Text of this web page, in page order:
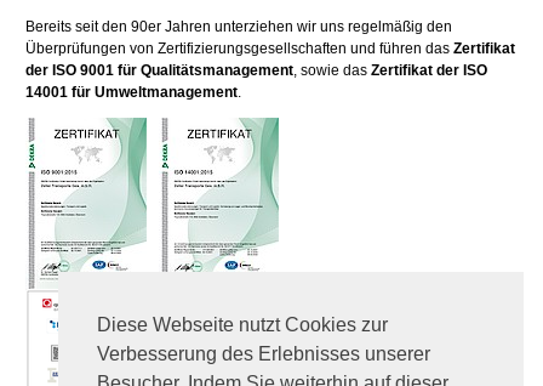
Diese Webseite nutzt Cookies zur
Verbesserung des Erlebnisses unserer
Bereits seit den 90er Jahren unterziehen wir uns regelmäßig den
Überprüfungen von Zertifizierungsgesellschaften und führen das Zertifikat
der ISO 9001 für Qualitätsmanagement, sowie das Zertifikat der ISO
14001 für Umweltmanagement.